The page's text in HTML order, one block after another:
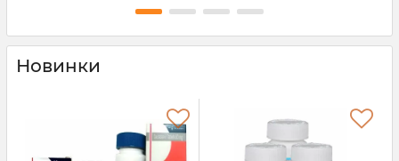
Новинки